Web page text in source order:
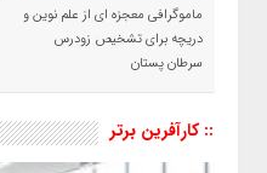
ماموگرافی معجزه ای از علم نوین و
دریچه برای تشخیص زودرس
سرطان پستان
:: کارآفرین برتر